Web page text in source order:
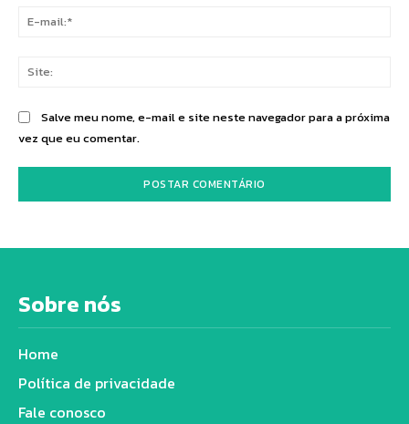
Salve meu nome, e-mail e site neste navegador para a próxima
vez que eu comentar.
Sobre nós
Home
Política de privacidade
Fale conosco